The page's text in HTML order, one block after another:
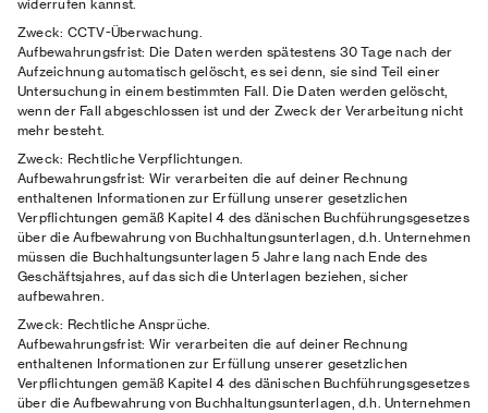
widerrufen kannst.
Zweck: CCTV-Überwachung.
Aufbewahrungsfrist: Die Daten werden spätestens 30 Tage nach der
Aufzeichnung automatisch gelöscht, es sei denn, sie sind Teil einer
Untersuchung in einem bestimmten Fall. Die Daten werden gelöscht,
wenn der Fall abgeschlossen ist und der Zweck der Verarbeitung nicht
mehr besteht.
Zweck: Rechtliche Verpflichtungen.
Aufbewahrungsfrist: Wir verarbeiten die auf deiner Rechnung
enthaltenen Informationen zur Erfüllung unserer gesetzlichen
Verpflichtungen gemäß Kapitel 4 des dänischen Buchführungsgesetzes
über die Aufbewahrung von Buchhaltungsunterlagen, d.h. Unternehmen
müssen die Buchhaltungsunterlagen 5 Jahre lang nach Ende des
Geschäftsjahres, auf das sich die Unterlagen beziehen, sicher
aufbewahren.
Zweck: Rechtliche Ansprüche.
Aufbewahrungsfrist: Wir verarbeiten die auf deiner Rechnung
enthaltenen Informationen zur Erfüllung unserer gesetzlichen
Verpflichtungen gemäß Kapitel 4 des dänischen Buchführungsgesetzes
über die Aufbewahrung von Buchhaltungsunterlagen, d.h. Unternehmen